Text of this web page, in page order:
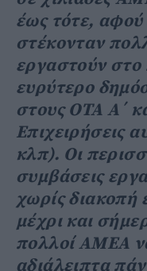
έως τότε, αφού
στέκονταν
εργαστούν
ευρύτερο
στους ΟΤΑ Α΄
Επιχειρήσεις
κλπ). Οι
συμβάσεις
χωρίς διακοπή
μέχρι και
πολλοί ΑΜΕΑ
αδιάλειπτα